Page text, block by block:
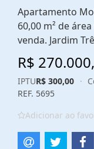
Apartamento
60,00 m² de
venda. Jardim
R$
IPTUR$ 300,00 ·
REF. 5695
Adicionar ao